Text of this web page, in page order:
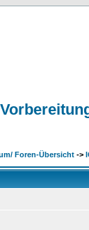
Foren-Übersicht ->